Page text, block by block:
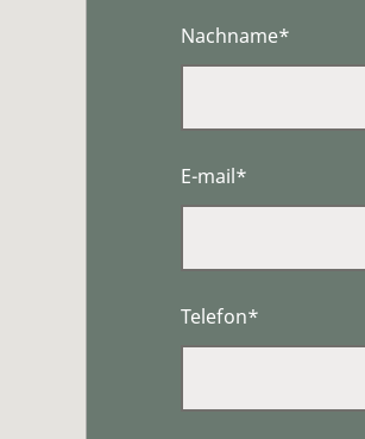
Nachname*
E-mail*
Telefon*